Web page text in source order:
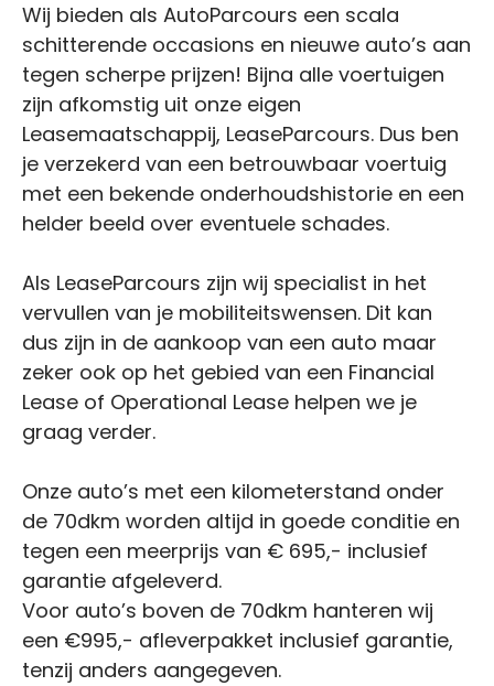
Wij bieden als AutoParcours een scala
schitterende occasions en nieuwe auto’s aan
tegen scherpe prijzen! Bijna alle voertuigen
zijn afkomstig uit onze eigen
Leasemaatschappij, LeaseParcours. Dus ben
je verzekerd van een betrouwbaar voertuig
met een bekende onderhoudshistorie en een
helder beeld over eventuele schades.
Als LeaseParcours zijn wij specialist in het
vervullen van je mobiliteitswensen. Dit kan
dus zijn in de aankoop van een auto maar
zeker ook op het gebied van een Financial
Lease of Operational Lease helpen we je
graag verder.
Onze auto’s met een kilometerstand onder
de 70dkm worden altijd in goede conditie en
tegen een meerprijs van € 695,- inclusief
garantie afgeleverd.
Voor auto’s boven de 70dkm hanteren wij
een €995,- afleverpakket inclusief garantie,
tenzij anders aangegeven.